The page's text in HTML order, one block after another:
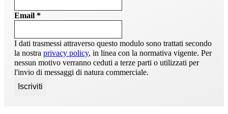
Email *
I dati trasmessi attraverso questo modulo sono trattati secondo
la nostra privacy policy, in linea con la normativa vigente. Per
nessun motivo verranno ceduti a terze parti o utilizzati per
l'invio di messaggi di natura commerciale.